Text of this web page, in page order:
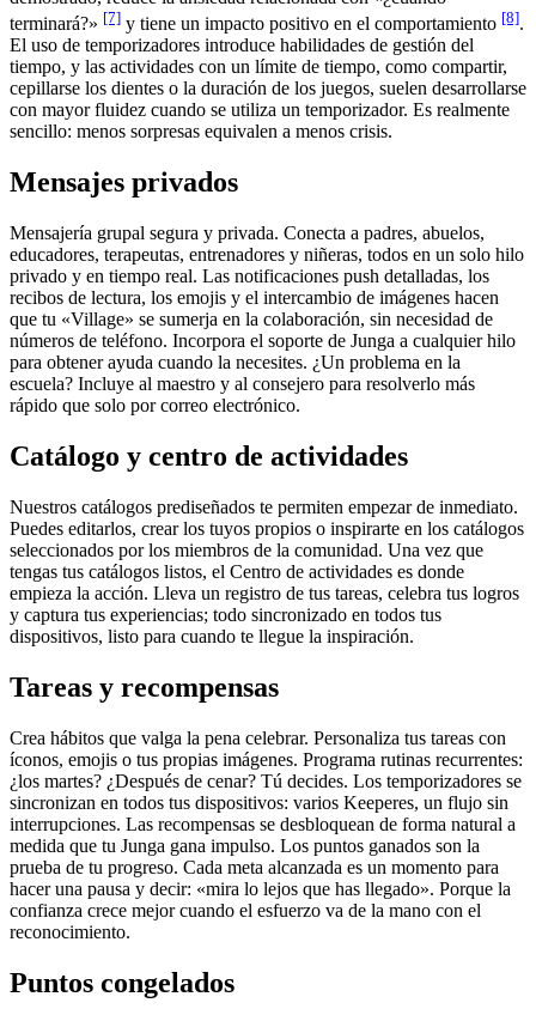
terminará?» [7] y tiene un impacto positivo en el comportamiento [8].
El uso de temporizadores introduce habilidades de gestión del
tiempo, y las actividades con un límite de tiempo, como compartir,
cepillarse los dientes o la duración de los juegos, suelen desarrollarse
con mayor fluidez cuando se utiliza un temporizador. Es realmente
sencillo: menos sorpresas equivalen a menos crisis.
Mensajes privados
Mensajería grupal segura y privada. Conecta a padres, abuelos,
educadores, terapeutas, entrenadores y niñeras, todos en un solo hilo
privado y en tiempo real. Las notificaciones push detalladas, los
recibos de lectura, los emojis y el intercambio de imágenes hacen
que tu «Village» se sumerja en la colaboración, sin necesidad de
números de teléfono. Incorpora el soporte de Junga a cualquier hilo
para obtener ayuda cuando la necesites. ¿Un problema en la
escuela? Incluye al maestro y al consejero para resolverlo más
rápido que solo por correo electrónico.
Catálogo y centro de actividades
Nuestros catálogos prediseñados te permiten empezar de inmediato.
Puedes editarlos, crear los tuyos propios o inspirarte en los catálogos
seleccionados por los miembros de la comunidad. Una vez que
tengas tus catálogos listos, el Centro de actividades es donde
empieza la acción. Lleva un registro de tus tareas, celebra tus logros
y captura tus experiencias; todo sincronizado en todos tus
dispositivos, listo para cuando te llegue la inspiración.
Tareas y recompensas
Crea hábitos que valga la pena celebrar. Personaliza tus tareas con
íconos, emojis o tus propias imágenes. Programa rutinas recurrentes:
¿los martes? ¿Después de cenar? Tú decides. Los temporizadores se
sincronizan en todos tus dispositivos: varios Keeperes, un flujo sin
interrupciones. Las recompensas se desbloquean de forma natural a
medida que tu Junga gana impulso. Los puntos ganados son la
prueba de tu progreso. Cada meta alcanzada es un momento para
hacer una pausa y decir: «mira lo lejos que has llegado». Porque la
confianza crece mejor cuando el esfuerzo va de la mano con el
reconocimiento.
Puntos congelados